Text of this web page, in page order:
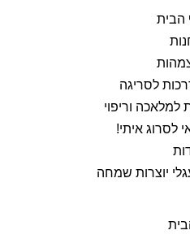
הבית
לסריגה
למלאכה וריפוי
לסרוג איתי!
יוצרות שמחה